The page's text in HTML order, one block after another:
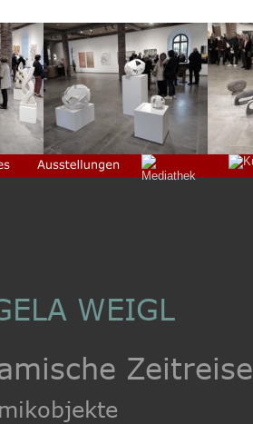
WEIGL
Zeitreise